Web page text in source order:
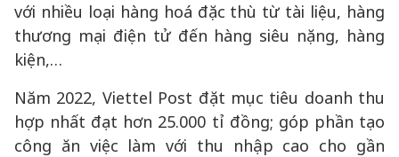
với nhiều loại hàng hoá đặc thù từ tài liệu, hàng
thương mại điện tử đến hàng siêu nặng, hàng
kiện,…
Năm 2022, Viettel Post đặt mục tiêu doanh thu
hợp nhất đạt hơn 25.000 tỉ đồng; góp phần tạo
công ăn việc làm với thu nhập cao cho gần